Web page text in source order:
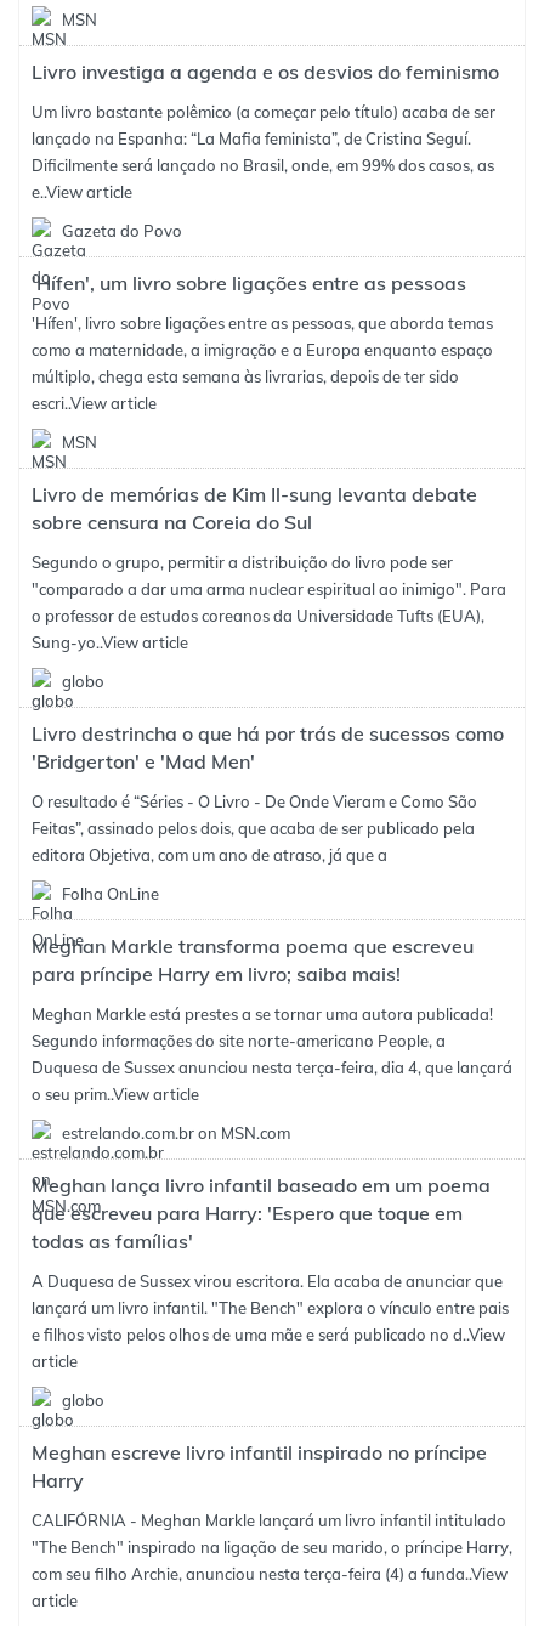
MSN
Livro investiga a agenda e os desvios do feminismo
Um livro bastante polêmico (a começar pelo título) acaba de ser
lançado na Espanha: “La Mafia feminista”, de Cristina Seguí.
Dificilmente será lançado no Brasil, onde, em 99% dos casos, as
e..View article
Gazeta do Povo
'Hífen', um livro sobre ligações entre as pessoas
'Hífen', livro sobre ligações entre as pessoas, que aborda temas
como a maternidade, a imigração e a Europa enquanto espaço
múltiplo, chega esta semana às livrarias, depois de ter sido
escri..View article
MSN
Livro de memórias de Kim Il-sung levanta debate
sobre censura na Coreia do Sul
Segundo o grupo, permitir a distribuição do livro pode ser
"comparado a dar uma arma nuclear espiritual ao inimigo". Para
o professor de estudos coreanos da Universidade Tufts (EUA),
Sung-yo..View article
globo
Livro destrincha o que há por trás de sucessos como
'Bridgerton' e 'Mad Men'
O resultado é “Séries - O Livro - De Onde Vieram e Como São
Feitas”, assinado pelos dois, que acaba de ser publicado pela
editora Objetiva, com um ano de atraso, já que a
Folha OnLine
Meghan Markle transforma poema que escreveu
para príncipe Harry em livro; saiba mais!
Meghan Markle está prestes a se tornar uma autora publicada!
Segundo informações do site norte-americano People, a
Duquesa de Sussex anunciou nesta terça-feira, dia 4, que lançará
o seu prim..View article
estrelando.com.br on MSN.com
Meghan lança livro infantil baseado em um poema
que escreveu para Harry: 'Espero que toque em
todas as famílias'
A Duquesa de Sussex virou escritora. Ela acaba de anunciar que
lançará um livro infantil. "The Bench" explora o vínculo entre pais
e filhos visto pelos olhos de uma mãe e será publicado no d..View
article
globo
Meghan escreve livro infantil inspirado no príncipe
Harry
CALIFÓRNIA - Meghan Markle lançará um livro infantil intitulado
"The Bench" inspirado na ligação de seu marido, o príncipe Harry,
com seu filho Archie, anunciou nesta terça-feira (4) a funda..View
article